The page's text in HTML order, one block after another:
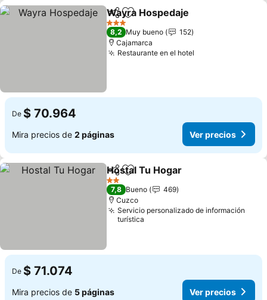
CompartirAgregar a favoritos
Wayra Hospedaje
3 Estrellas
8,2 Muy bueno
152
Cajamarca
Restaurante en el hotel
De $ 70.964
Mira precios de 2 páginas Ver precios
CompartirAgregar a favoritos
Hostal Tu Hogar
2 Estrellas
7,8 Bueno
469
Cuzco
Servicio personalizado de información
turística
De $ 71.074
Mira precios de 5 páginas Ver precios